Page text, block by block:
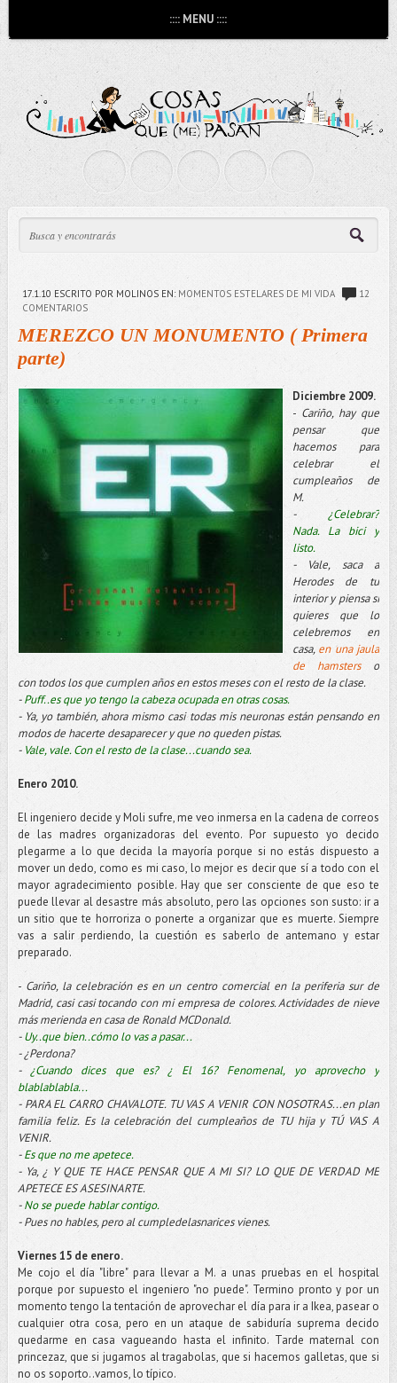
:::: MENU ::::
17.1.10 ESCRITO POR MOLINOS EN: MOMENTOS ESTELARES DE MI VIDA
12
COMENTARIOS
MEREZCO UN MONUMENTO ( Primera
parte)
Diciembre 2009.
- Cariño, hay que
pensar que
hacemos para
celebrar el
cumpleaños de
M.
-¿Celebrar?
Nada. La biciy
listo.
- Vale, saca a
Herodes de tu
interior y piensa si
quieres que lo
celebremos en
casa, en una jaula
de hamsters
o
con todos los que cumplen años en estos meses con el resto de la clase.
-Puff..es que yo tengo la cabeza ocupada en otras cosas.
- Ya, yo también, ahora mismo casi todas mis neuronas están pensando en
modos de hacerte desaparecer y que no queden pistas.
- Vale, vale. Con el resto de la clase...cuando sea.
Enero 2010.
El ingeniero decide yMoli sufre, me veo inmersa en la cadena de correos
de las madres organizadoras del evento. Por supuesto yo decido
plegarme a lo que decida la mayoría porque si no estás dispuesto a
mover un dedo, como es mi caso, lo mejor es decir que sí a todo con el
mayor agradecimiento posible. Hay que ser consciente de que eso te
puede llevar al desastre más absoluto, pero las opciones son susto: ir a
un sitio que te horroriza o ponerte a organizar que es muerte. Siempre
vas a salir perdiendo, la cuestión es saberlo de antemano y estar
preparado.
- Cariño, la celebración es en un centro comercial en la periferia sur de
Madrid, casi casi tocando con mi empresa de colores. Actividades de nieve
más merienda en casa de Ronald MCDonald.
-Uy..que bien..cómo lo vas a pasar...
- ¿Perdona?
-¿Cuando dices que es? ¿ El 16? Fenomenal, yo aprovecho y
blablablabla...
- PARA EL CARRO CHAVALOTE. TU VAS A VENIR CON NOSOTRAS...en plan
familia feliz. Es la celebración del cumpleaños de TU hija y TÚ VAS A
VENIR.
-Es que no me apetece.
- Ya, ¿ Y QUE TE HACE PENSAR QUE A MI SI? LO QUE DE VERDAD ME
APETECE ES ASESINARTE.
-No se puede hablar contigo.
- Pues no hables, pero alcumpledelasnaricesvienes.
Viernes 15 de enero.
Me cojo el día "libre" para llevar a M. a unas pruebas en el hospital
porque por supuesto el ingeniero "no puede". Termino pronto y por un
momento tengo la tentación de aprovechar el día para ir a Ikea, pasear o
cualquier otra cosa, pero en un ataque de sabiduría suprema decido
quedarme en casa vagueando hasta el infinito. Tarde maternal con
princezaz, que si jugamos altragabolas, que si hacemos galletas, que si
no os soporto..vamos, lo típico.